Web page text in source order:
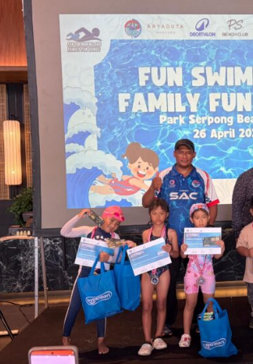
admin Februari 20, 2025
Pendidikan
DP3AP2KB Kota Tangerang Kolaborasi
Lintas Komunitas Harmoni Gerakan
Bersama,80 Guru SD Mengikuti
admin Juli 31, 2026
Kecelakaan Kriminal
Warga diduga di tabrak mobil sampah,
terjatuh di truk lalu di sengat kabil optic